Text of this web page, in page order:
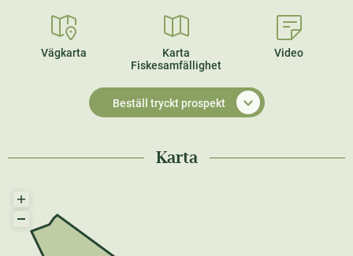
Vägkarta
Karta
Fiskesamfällighet
Video
Beställ tryckt prospekt
Karta